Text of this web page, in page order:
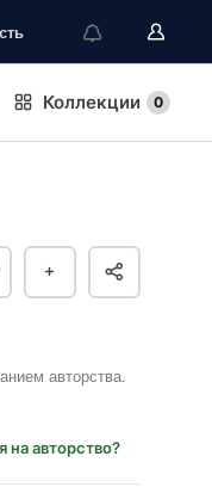
Коллекции 0
авторства.
на авторство?